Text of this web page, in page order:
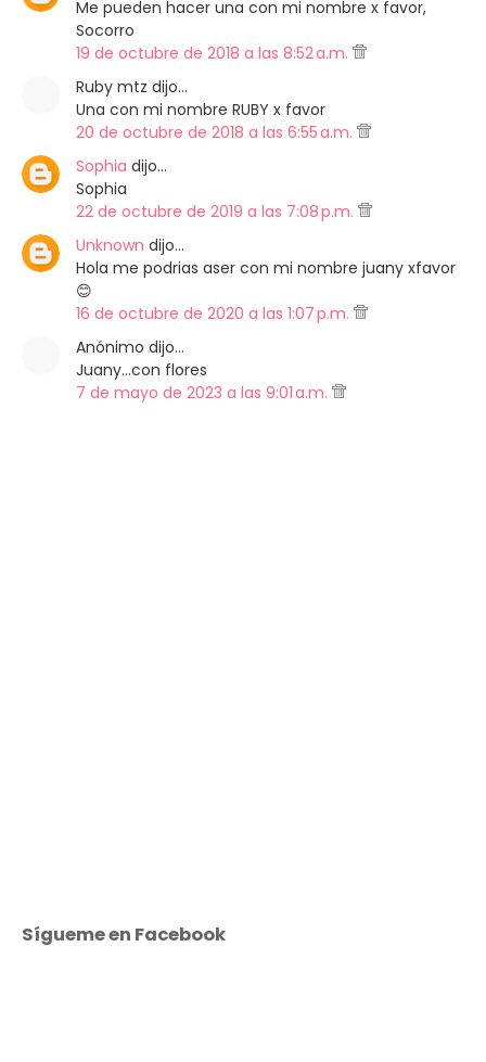
Me pueden hacer una con mi nombre x favor,
Socorro
19 de octubre de 2018 a las 8:52 a.m.
Ruby mtz dijo…
Una con mi nombre RUBY x favor
20 de octubre de 2018 a las 6:55 a.m.
Sophia dijo…
Sophia
22 de octubre de 2019 a las 7:08 p.m.
Unknown dijo…
Hola me podrias aser con mi nombre juany xfavor
😊
16 de octubre de 2020 a las 1:07 p.m.
Anónimo dijo…
Juany...con flores
7 de mayo de 2023 a las 9:01 a.m.
Sígueme en Facebook